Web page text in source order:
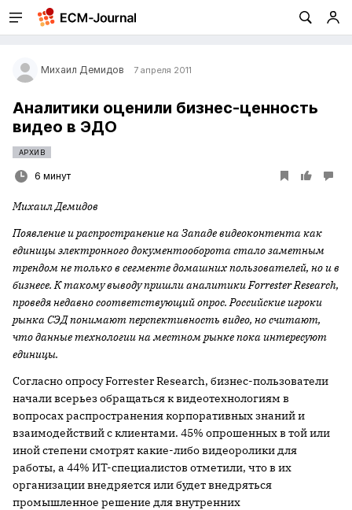
Михаил Демидов 7 апреля 2011
Аналитики оценили бизнес-ценность
видео в ЭДО
АРХИВ
6 минут
Михаил Демидов
Появление и распространение на Западе видеоконтента как
единицы электронного документооборота стало заметным
трендом не только в сегменте домашних пользователей, но и в
бизнесе. К такому выводу пришли аналитикиForresterResearch,
проведя недавно соответствующий опрос. Российские игроки
рынка СЭД понимают перспективность видео, но считают,
что данные технологии на местном рынке пока интересуют
единицы.
Согласно опросу Forrester Research, бизнес-пользователи
начали всерьез обращаться к видеотехнологиям в
вопросах распространения корпоративных знаний и
взаимодействий с клиентами. 45% опрошенных в той или
иной степени смотрят какие-либо видеоролики для
работы, а 44% ИТ-специалистов отметили, что в их
организации внедряется или будет внедряться
промышленное решение для внутренних